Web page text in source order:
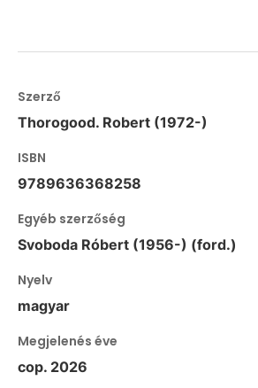
Szerző
Thorogood. Robert (1972-)
ISBN
9789636368258
Egyéb szerzőség
Svoboda Róbert (1956-) (ford.)
Nyelv
magyar
Megjelenés éve
cop. 2026